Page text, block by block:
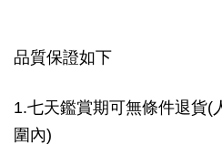
品質保證如下
1.七天鑑賞期可無條件退貨(
圍內)